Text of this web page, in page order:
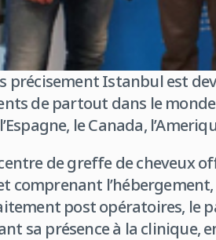
précisement Istanbul est
de partout dans le monde
le Canada,
de greffe de cheveux
comprenant
post opératoires, le
sa présence à la clinique,